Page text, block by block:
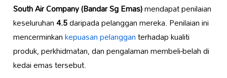
South Air Company (Bandar Sg Emas)mendapat penilaian
keseluruhan4.5daripada pelanggan mereka. Penilaian ini
mencerminkankepuasan pelangganterhadap kualiti
produk, perkhidmatan, dan pengalaman membeli-belah di
kedai emas tersebut.